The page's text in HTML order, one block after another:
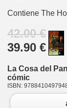
Contiene The
42.00 €
39.90 €
La Cosa del
cómic
ISBN: